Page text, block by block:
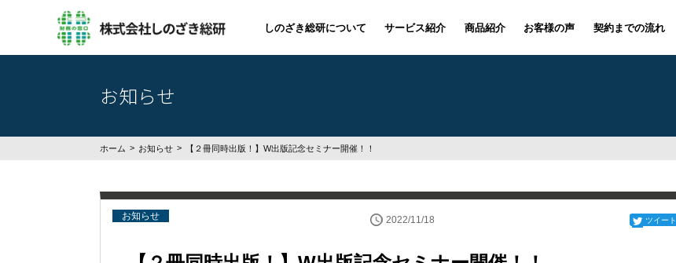
しのざき総研について サービス紹介 商品紹介 お客様の声 契約までの流れ
お知らせ
ホーム お知らせ 【２冊同時出版！】W出版記念セミナー開催！！
お知らせ 2022/11/18 ツイート